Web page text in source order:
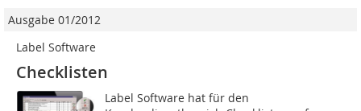
Ausgabe 01/2012
Label Software
Checklisten
Label Software hat für den